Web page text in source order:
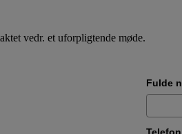
vedr. et uforpligtende møde.
Fulde